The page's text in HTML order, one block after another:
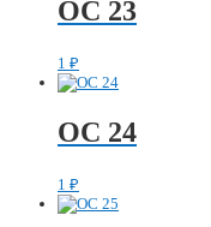
ОС 23
1 ₽
ОС 24
1 ₽